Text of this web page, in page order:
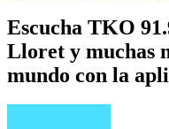
Escucha TKO
Lloret y muchas
mundo con la